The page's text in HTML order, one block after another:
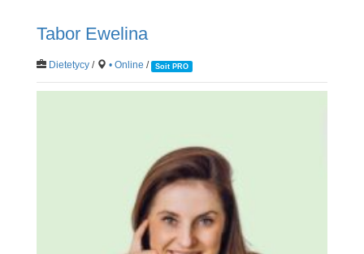
Tabor Ewelina
Dietetycy/ • Online / Soit PRO